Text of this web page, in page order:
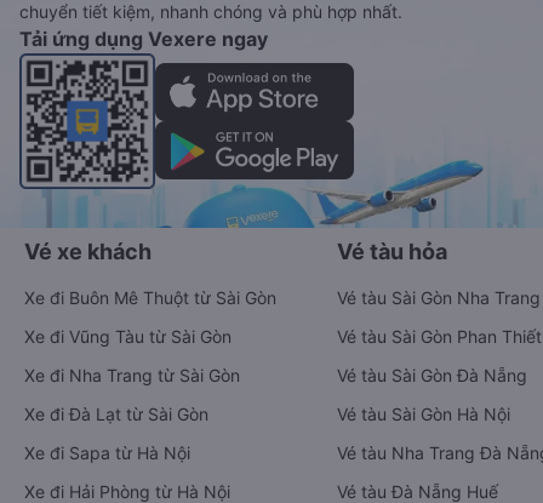
chuyển tiết kiệm, nhanh chóng và phù hợp nhất.
Tải ứng dụng Vexere ngay
Vé xe khách
Xe đi Buôn Mê Thuột từ Sài Gòn
Xe đi Vũng Tàu từ Sài Gòn
Xe đi Nha Trang từ Sài Gòn
Xe đi Đà Lạt từ Sài Gòn
Xe đi Sapa từ Hà Nội
Xe đi Hải Phòng từ Hà Nội
Vé tàu hỏa
Vé tàu Sài Gòn Nha Trang
Vé tàu Sài Gòn Phan Thiết
Vé tàu Sài Gòn Đà Nẵng
Vé tàu Sài Gòn Hà Nội
Vé tàu Nha Trang Đà
Vé tàu Đà Nẵng Huế